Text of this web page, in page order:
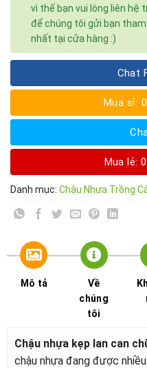
vì thế bạn vui lòng liên hệ
để chúng tôi gửi bạn
nhất tại cửa hàng :)
Chat
Mua sỉ:
Mua lẻ:
Danh mục: Chậu Nhựa Trồng
Mô tả
Về
chúng
tôi
Chậu nhựa kẹp lan can
chậu nhựa đang được